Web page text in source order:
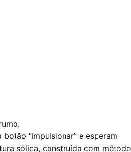
“impulsionar” e esperam
sólida, construída com método